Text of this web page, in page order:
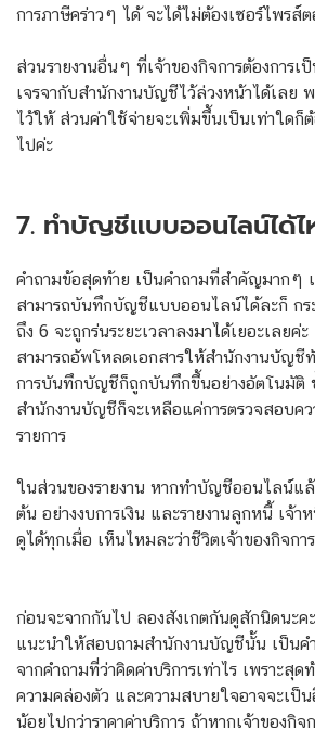
การภาษีคร่าวๆ ได้ จะได้ไม่ต้องเซอร์ไพรส์
ส่วนรายงานอื่นๆ ที่เจ้าของกิจการต้องการเ
เจรจากับสำนักงานบัญชีไว้ล่วงหน้าได้เลย พ
ไว้ให้ ส่วนค่าใช้จ่ายจะเพิ่มขึ้นเป็นเท่าใดก็
ไปค่ะ
7. ทำบัญชีแบบออนไลน์ได้ไ
คำถามข้อสุดท้าย เป็นคำถามที่สำคัญมากๆ
สามารถบันทึกบัญชีแบบออนไลน์ได้ละก็ กร
ถึง 6 จะถูกร่นระยะเวลาลงมาได้เยอะเลยค่ะ
สามารถอัพโหลดเอกสารให้สำนักงานบัญชี
การบันทึกบัญชีก็ถูกบันทึกขึ้นอย่างอัตโนมัติ
สำนักงานบัญชีก็จะเหลือแค่การตรวจสอบค
รายการ
ในส่วนของรายงาน หากทำบัญชีออนไลน์แล้
ต้น อย่างงบการเงิน และรายงานลูกหนี้ เจ้า
ดูได้ทุกเมื่อ เห็นไหมละว่าชีวิตเจ้าของกิจกา
ก่อนจะจากกันไป ลองสังเกตกันดูสักนิดนะค
แนะนำให้สอบถามสำนักงานบัญชีนั้น เป็นค
จากคำถามที่ว่าคิดค่าบริการเท่าไร เพราะสุ
ความคล่องตัว และความสบายใจอาจจะเป็
น้อยไปกว่าราคาค่าบริการ ถ้าหากเจ้าของกิ